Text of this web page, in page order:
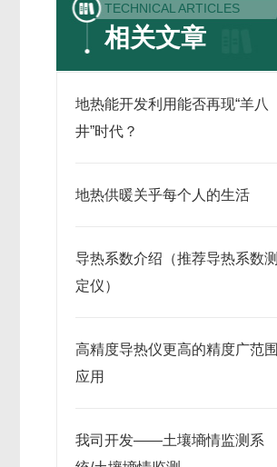
TECHNICAL ARTICLES
相关文章
地热能开发利用能否再现“羊八
井”时代？
地热供暖关乎每个人的生活
导热系数介绍（推荐导热系数测
定仪）
高精度导热仪更高的精度广范围
应用
我司开发——土壤墒情监测系